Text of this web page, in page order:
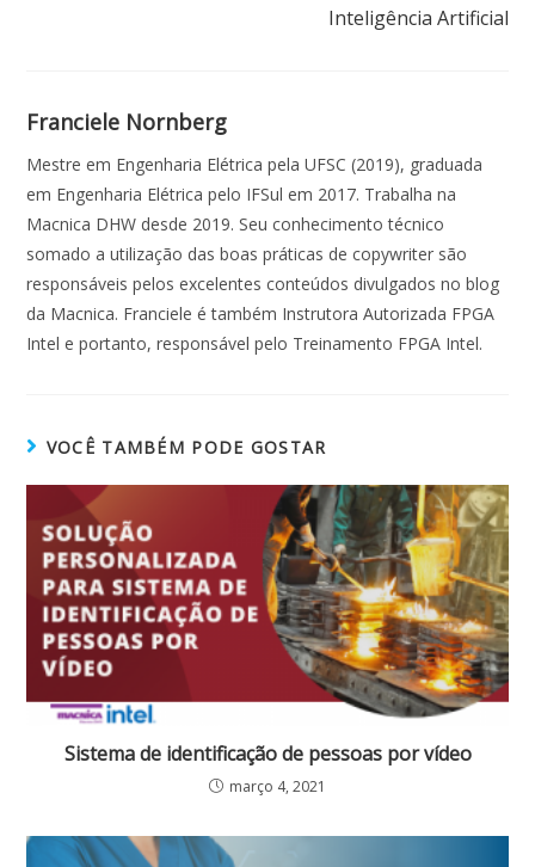
Inteligência Artificial
Franciele Nornberg
Mestre em Engenharia Elétrica pela UFSC (2019), graduada
em Engenharia Elétrica pelo IFSul em 2017. Trabalha na
Macnica DHW desde 2019. Seu conhecimento técnico
somado a utilização das boas práticas de copywriter são
responsáveis pelos excelentes conteúdos divulgados no blog
da Macnica. Franciele é também Instrutora Autorizada FPGA
Intel e portanto, responsável pelo Treinamento FPGA Intel.
VOCÊ TAMBÉM PODE GOSTAR
Sistema de identificação de pessoas por vídeo
março 4, 2021